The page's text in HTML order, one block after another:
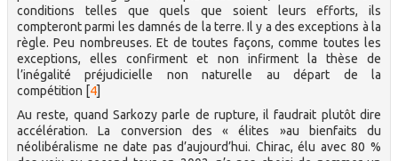
conditions telles que quels que soient leurs efforts, ils
compteront parmi les damnés de la terre. Il y a des exceptions à la
règle. Peu nombreuses. Et de toutes façons, comme toutes les
exceptions, elles confirment et non infirment la thèse de
l’inégalité préjudicielle non naturelle au départ de la
compétition [4]
Au reste, quand Sarkozy parle de rupture, il faudrait plutôt dire
accélération. La conversion des « élites »au bienfaits du
néolibéralisme ne date pas d’aujourd’hui. Chirac, élu avec 80 %